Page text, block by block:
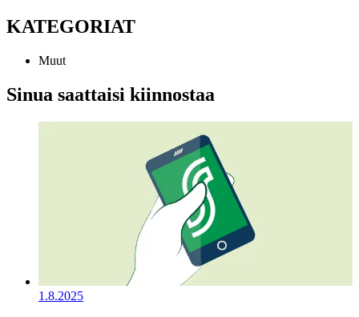
KATEGORIAT
Muut
Sinua saattaisi kiinnostaa
1.8.2025